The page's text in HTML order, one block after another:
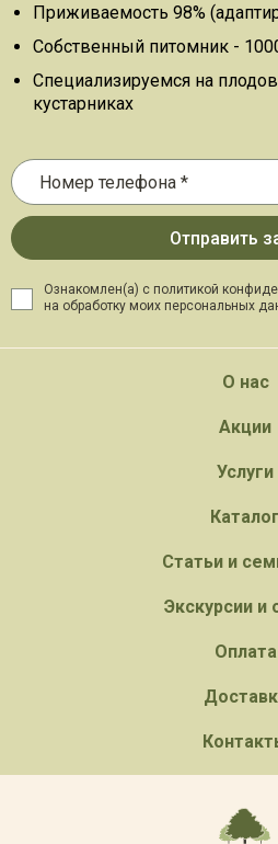
Приживаемость 98%
Собственный питомник -
Специализируемся на
кустарниках
Ознакомлен(а) с политикой
на обработку моих персональных
О нас
Акции
Услуги
Каталог
Статьи и
Экскурсии и
Оплата